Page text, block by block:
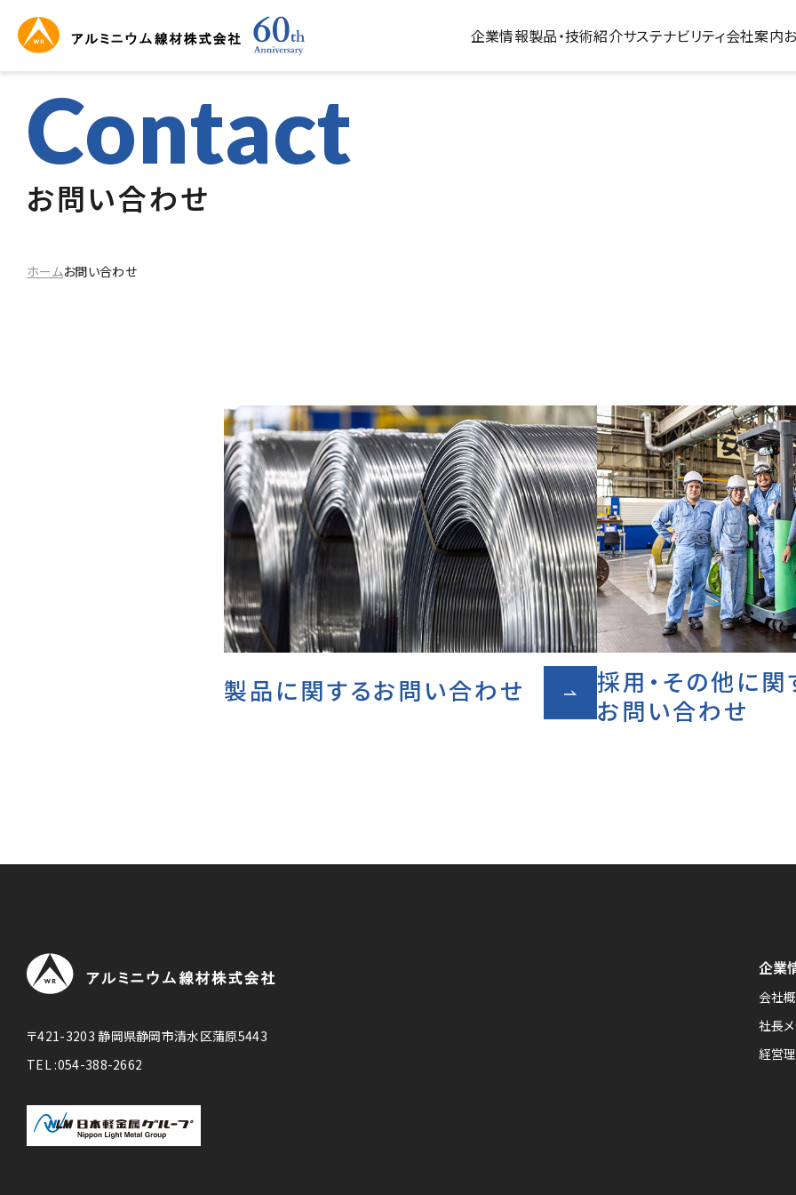
企業情報製品・技術紹介サステナビリティ会社案内
Contact
お問い合わせ
ホームお問い合わせ
製品に関するお問い合わせ
採用・その他に関
お問い合わせ
〒421-3203 静岡県静岡市清水区蒲原5443
TEL :
話
054-388-2662
企業
会社
社長
経営